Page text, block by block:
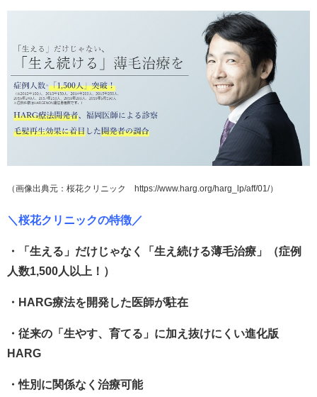
（画像出典元：桜花クリニック https://www.harg.org/harg_lp/aff/01/）
＼桜花クリニックの特徴／
・「生える」だけじゃなく「生え続ける薄毛治療」（症例
人数1,500人以上！）
・HARG療法を開発した医師が駐在
・従来の「生やす、育てる」に加え抜けにくい進化版
HARG
・性別に関係なく治療可能